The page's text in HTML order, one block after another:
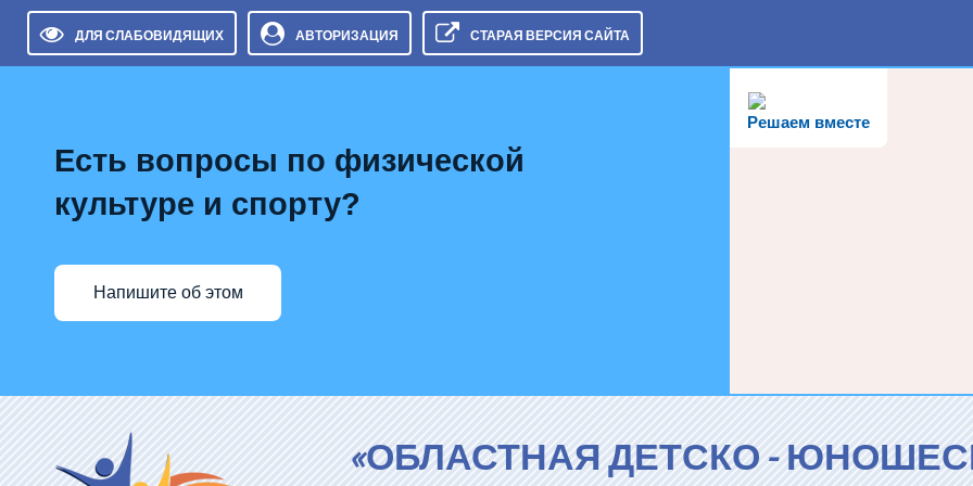
ДЛЯ СЛАБОВИДЯЩИХ АВТОРИЗАЦИЯ СТАРАЯ ВЕРСИЯ САЙТА
Решаем вместе
Есть вопросы по физической
культуре и спорту?
Напишите об этом
«ОБЛАСТНАЯ ДЕТСКО -